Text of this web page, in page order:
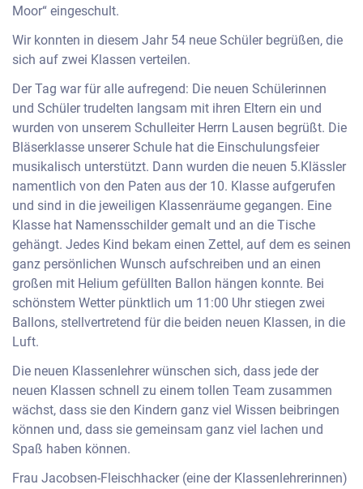
Moor“ eingeschult.
Wir konnten in diesem Jahr 54 neue Schüler begrüßen, die
sich auf zwei Klassen verteilen.
Der Tag war für alle aufregend: Die neuen Schülerinnen
und Schüler trudelten langsam mit ihren Eltern ein und
wurden von unserem Schulleiter Herrn Lausen begrüßt. Die
Bläserklasse unserer Schule hat die Einschulungsfeier
musikalisch unterstützt. Dann wurden die neuen 5.Klässler
namentlich von den Paten aus der 10. Klasse aufgerufen
und sind in die jeweiligen Klassenräume gegangen. Eine
Klasse hat Namensschilder gemalt und an die Tische
gehängt. Jedes Kind bekam einen Zettel, auf dem es seinen
ganz persönlichen Wunsch aufschreiben und an einen
großen mit Helium gefüllten Ballon hängen konnte. Bei
schönstem Wetter pünktlich um 11:00 Uhr stiegen zwei
Ballons, stellvertretend für die beiden neuen Klassen, in die
Luft.
Die neuen Klassenlehrer wünschen sich, dass jede der
neuen Klassen schnell zu einem tollen Team zusammen
wächst, dass sie den Kindern ganz viel Wissen beibringen
können und, dass sie gemeinsam ganz viel lachen und
Spaß haben können.
Frau Jacobsen-Fleischhacker (eine der Klassenlehrerinnen)